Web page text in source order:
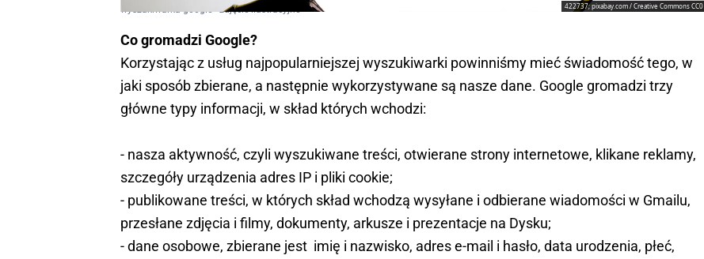
422737; pixabay.com / Creative Commons CC0
wyszukiwarka google - zdjęcie ilustracyjne
Co gromadzi Google?
Korzystając z usług najpopularniejszej wyszukiwarki powinniśmy mieć świadomość tego, w
jaki sposób zbierane, a następnie wykorzystywane są nasze dane. Google gromadzi trzy
główne typy informacji, w skład których wchodzi:
- nasza aktywność, czyli wyszukiwane treści, otwierane strony internetowe, klikane reklamy,
szczegóły urządzenia adres IP i pliki cookie;
- publikowane treści, w których skład wchodzą wysyłane i odbierane wiadomości w Gmailu,
przesłane zdjęcia i filmy, dokumenty, arkusze i prezentacje na Dysku;
- dane osobowe, zbierane jest imię i nazwisko, adres e-mail i hasło, data urodzenia, płeć,